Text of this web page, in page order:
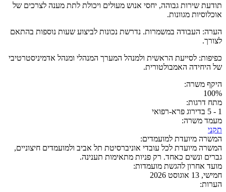
תודעת שירות גבוהה, יחסי אנוש מעולים ויכולת לתת מענה לצרכים של
אוכלוסיות מגוונות.
הערה: העבודה במשמרות. נדרשת נכונות לביצוע שעות נוספות בהתאם
לצורך.
כפיפות: לסייעת הראשית ולמנהל המערך המנהלי ומנהל אדמיניסטרטיבי
של היחידה האמבולטורית.
היקף משרה:
100%
מתח דרגות:
1 - 5 בדירוג פרא-רפואי
מעמד משרה:
תקני
המשרה מיועדת למועמדים:
המשרה מיועדת לכל עובדי אוניברסיטת תל אביב ולמועמדים חיצוניים,
גברים ונשים כאחד. רק פניות מתאימות תענינה.
מועד אחרון להגשת מועמדות:
חמישי, 13 אוגוסט 2026
הערות: